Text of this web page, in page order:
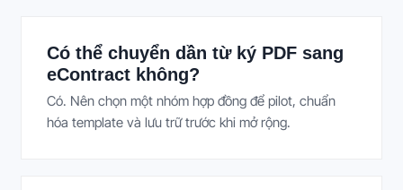
Có thể chuyển dần từ ký PDF sang
eContract không?
Có. Nên chọn một nhóm hợp đồng để pilot, chuẩn
hóa template và lưu trữ trước khi mở rộng.